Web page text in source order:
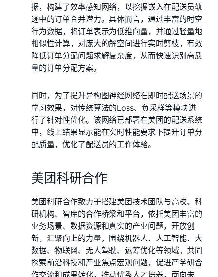
据，构建了效率感知网络，以挖掘嵌入在配送员轨
迹中的订单合并潜力。具体而言，通过丰富的时空
行为数据，将订单表示为低维向量，并通过轻量地
相似性计算，对庞大的解空间进行实时剪枝，有效
降低订单分配问题求解复杂度，从而快速识别高质
量的订单分配方案。
同时，为了提升异构图神经网络在即时配送场景的
学习效果，对传统算法的Loss、负采样等模块进
行了针对性优化。该网络已部署在美团的配送系统
中，线上结果显示能在实时性能要求下提升订单分
配质量，优化了配送员的工作体验。
美团科研合作
美团科研合作致力于搭建美团技术团队与高校、科
研机构、智库的合作桥梁和平台，依托美团丰富的
业务场景、数据资源和真实的产业问题，开放创
新，汇聚向上的力量，围绕机器人、人工智能、大
数据、物联网、无人驾驶、运筹优化等领域，共同
探索前沿科技和产业焦点宏观问题，促进产学研合
作交流和成果转化，推动优秀人才培养。面向未